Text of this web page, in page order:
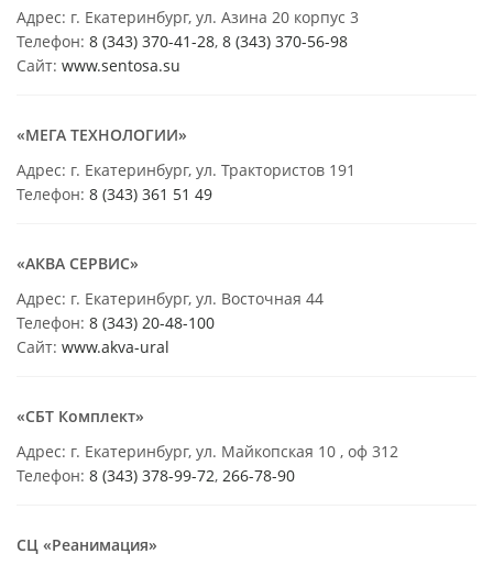
Адрес: г. Екатеринбург, ул. Азина 20 корпус 3
Телефон: 8 (343) 370-41-28, 8 (343) 370-56-98
Сайт: www.sentosa.su
«МЕГА ТЕХНОЛОГИИ»
Адрес: г. Екатеринбург, ул. Трактористов 191
Телефон: 8 (343) 361 51 49
«АКВА СЕРВИС»
Адрес: г. Екатеринбург, ул. Восточная 44
Телефон: 8 (343) 20-48-100
Сайт: www.akva-ural
«СБТ Комплект»
Адрес: г. Екатеринбург, ул. Майкопская 10 , оф 312
Телефон: 8 (343) 378-99-72, 266-78-90
СЦ «Реанимация»